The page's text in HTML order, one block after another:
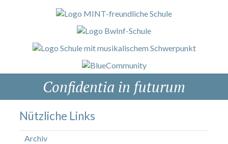
Confidentia in futurum
Nützliche Links
Archiv